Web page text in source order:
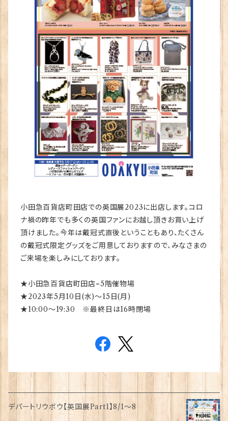
小田急百貨店町田店での英国展2023に出店します。コロ
ナ禍の昨年でも多くの英国ファンにお越し頂きお買い上げ
頂けました。今年は戴冠式直後ということもあり、たくさん
の戴冠式限定グッズをご用意しておりますので、みなさまの
ご来場を楽しみにしております。
★小田急百貨店町田店=5階催物場
★2023年5月10日(水)～15日(月)
★10:00～19:30 ※最終日は16時閉場
デパートリウボウ【英国展Part1】8/1〜8